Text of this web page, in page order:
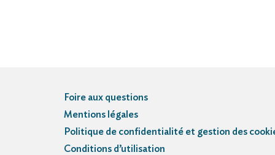
Foire aux questions
Mentions légales
Politique de confidentialité et gestion des
Conditions d’utilisation